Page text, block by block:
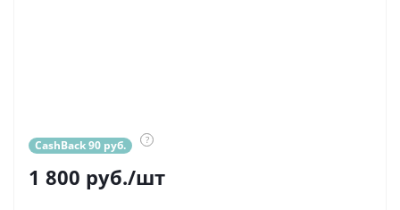
CashBack 90 руб. ?
1 800 руб./шт